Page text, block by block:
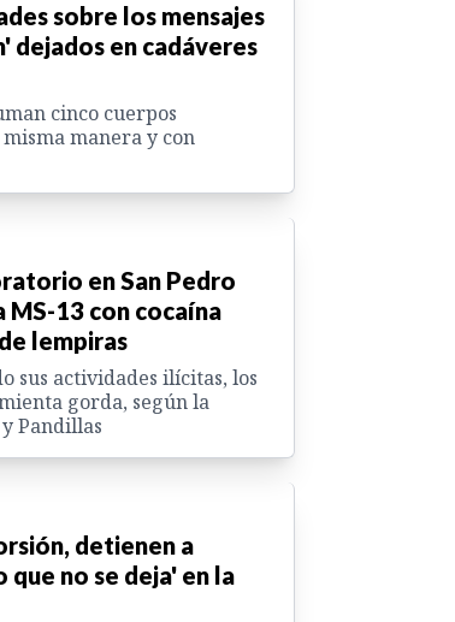
sobre los mensajes
en cadáveres
cinco cuerpos
manera y con
en San Pedro
MS-13 con cocaína
lempiras
sus actividades ilícitas, los
gorda, según la
Pandillas
detienen a
no se deja' en la